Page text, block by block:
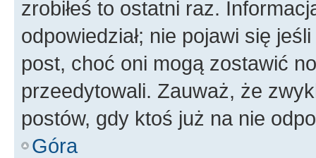
zrobiłeś to ostatni raz.
odpowiedział; nie pojawi się
post, choć oni mogą zostawić
przeedytowali. Zauważ, że
postów, gdy ktoś już na nie
Góra